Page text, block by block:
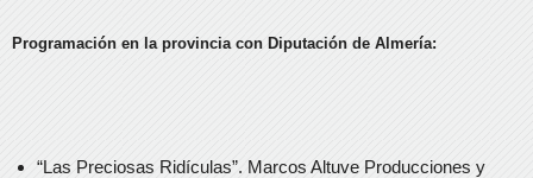
Programación en la provincia con Diputación de Almería:
“Las Preciosas Ridículas”. Marcos Altuve Producciones y